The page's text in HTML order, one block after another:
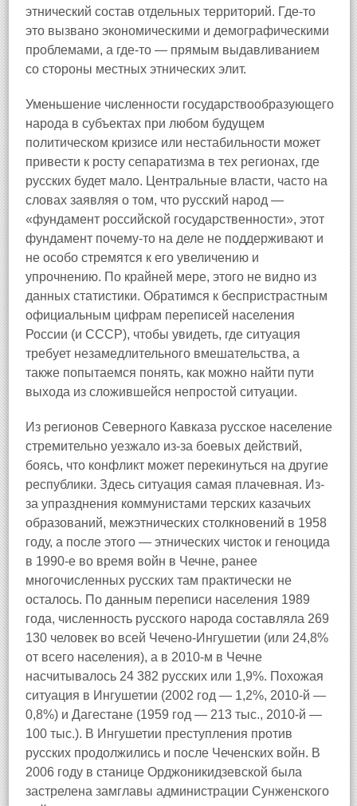
этнический состав отдельных территорий. Где-то
это вызвано экономическими и демографическими
проблемами, а где-то — прямым выдавливанием
со стороны местных этнических элит.
Уменьшение численности государствообразующего
народа в субъектах при любом будущем
политическом кризисе или нестабильности может
привести к росту сепаратизма в тех регионах, где
русских будет мало. Центральные власти, часто на
словах заявляя о том, что русский народ —
«фундамент российской государственности», этот
фундамент почему-то на деле не поддерживают и
не особо стремятся к его увеличению и
упрочнению. По крайней мере, этого не видно из
данных статистики. Обратимся к беспристрастным
официальным цифрам переписей населения
России (и СССР), чтобы увидеть, где ситуация
требует незамедлительного вмешательства, а
также попытаемся понять, как можно найти пути
выхода из сложившейся непростой ситуации.
Из регионов Северного Кавказа русское население
стремительно уезжало из-за боевых действий,
боясь, что конфликт может перекинуться на другие
республики. Здесь ситуация самая плачевная. Из-
за упразднения коммунистами терских казачьих
образований, межэтнических столкновений в 1958
году, а после этого — этнических чисток и геноцида
в 1990-е во время войн в Чечне, ранее
многочисленных русских там практически не
осталось. По данным переписи населения 1989
года, численность русского народа составляла 269
130 человек во всей Чечено-Ингушетии (или 24,8%
от всего населения), а в 2010-м в Чечне
насчитывалось 24 382 русских или 1,9%. Похожая
ситуация в Ингушетии (2002 год — 1,2%, 2010-й —
0,8%) и Дагестане (1959 год — 213 тыс., 2010-й —
100 тыс.). В Ингушетии преступления против
русских продолжились и после Чеченских войн. В
2006 году в станице Орджоникидзевской была
застрелена замглавы администрации Сунженского